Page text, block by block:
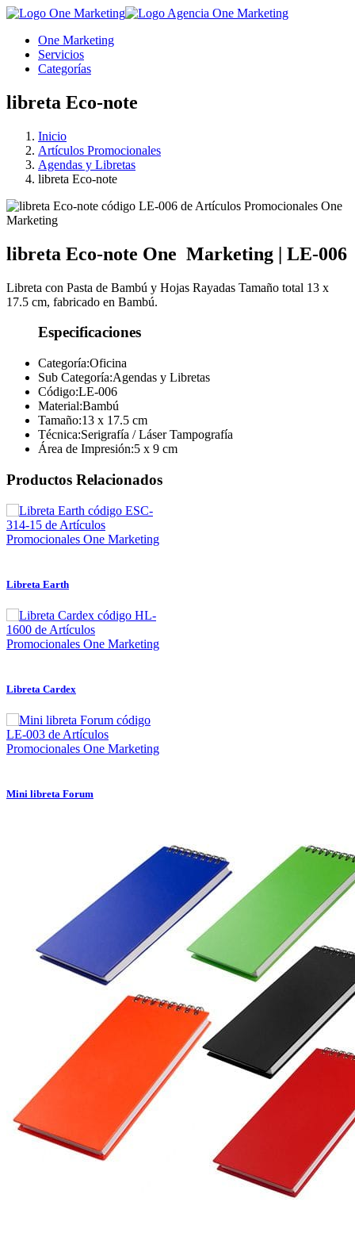
One Marketing
Servicios
Categorías
libreta Eco-note
Inicio
Artículos Promocionales
Agendas y Libretas
libreta Eco-note
libreta Eco-note One Marketing | LE-006
Libreta con Pasta de Bambú y Hojas Rayadas Tamaño total 13 x
17.5 cm, fabricado en Bambú.
Especificaciones
Categoría:Oficina
Sub Categoría:Agendas y Libretas
Código:LE-006
Material:Bambú
Tamaño:13 x 17.5 cm
Técnica:Serigrafía / Láser Tampografía
Área de Impresión:5 x 9 cm
Productos Relacionados
Libreta Earth
Libreta Cardex
Mini libreta Forum